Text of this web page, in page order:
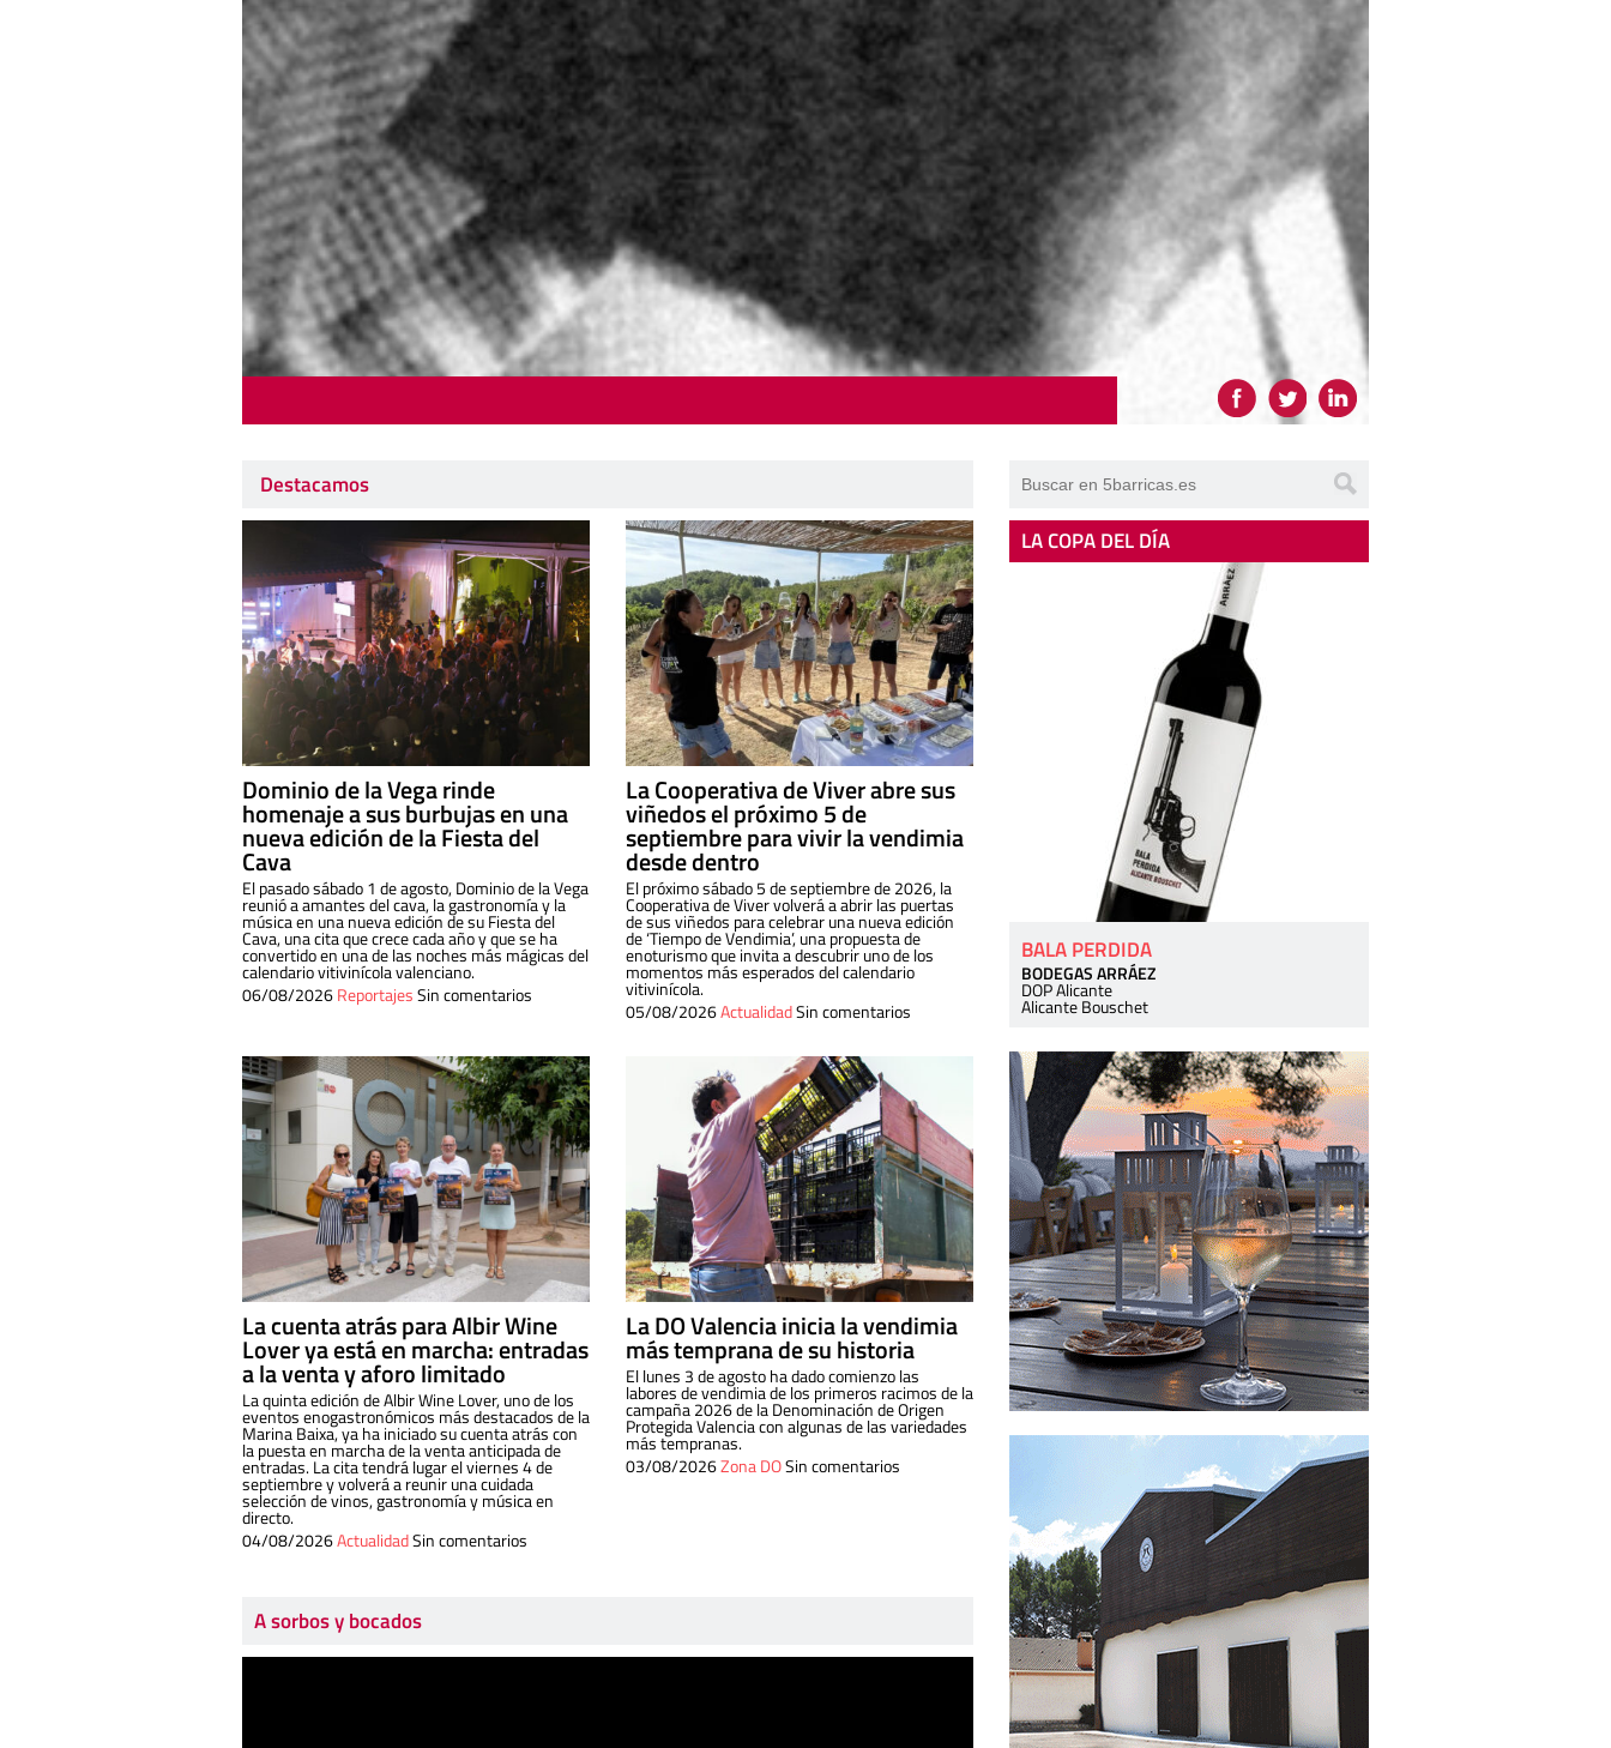
Destacamos
Dominio de la Vega rinde
homenaje a sus burbujas en una
nueva edición de la Fiesta del
Cava
El pasado sábado 1 de agosto, Dominio de la Vega
reunió a amantes del cava, la gastronomía y la
música en una nueva edición de su Fiesta del
Cava, una cita que crece cada año y que se ha
convertido en una de las noches más mágicas del
calendario vitivinícola valenciano.
06/08/2026ReportajesSin comentarios
La Cooperativa de Viver abre sus
viñedos el próximo 5 de
septiembre para vivir la vendimia
desde dentro
El próximo sábado 5 de septiembre de 2026, la
Cooperativa de Viver volverá a abrir las puertas
de sus viñedos para celebrar una nueva edición
de ‘Tiempo de Vendimia’, una propuesta de
enoturismo que invita a descubrir uno de los
momentos más esperados del calendario
vitivinícola.
05/08/2026ActualidadSin comentarios
La cuenta atrás para Albir Wine
Lover ya está en marcha: entradas
a la venta y aforo limitado
La quinta edición de Albir Wine Lover, uno de los
eventos enogastronómicos más destacados de la
Marina Baixa, ya ha iniciado su cuenta atrás con
la puesta en marcha de la venta anticipada de
entradas. La cita tendrá lugar el viernes 4 de
septiembre y volverá a reunir una cuidada
selección de vinos, gastronomía y música en
directo.
04/08/2026ActualidadSin comentarios
La DO Valencia inicia la vendimia
más temprana de su historia
El lunes 3 de agosto ha dado comienzo las
labores de vendimia de los primeros racimos de la
campaña 2026 de la Denominación de Origen
Protegida Valencia con algunas de las variedades
más tempranas.
03/08/2026Zona DOSin comentarios
A sorbos y bocados
LA COPA DEL DÍA
BALA PERDIDA
BODEGAS ARRÁEZ
DOP Alicante
Alicante Bouschet